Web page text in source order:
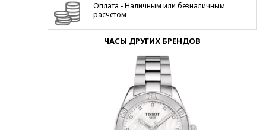
Оплата - Наличным или безналичным
расчетом
ЧАСЫ ДРУГИХ БРЕНДОВ